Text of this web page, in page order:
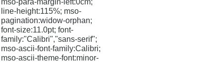
line-height:115%; mso-
pagination:widow-orphan;
font-size:11.0pt; font-
family:"Calibri","sans-serif";
mso-ascii-font-family:Calibri;
mso-ascii-theme-font:minor-